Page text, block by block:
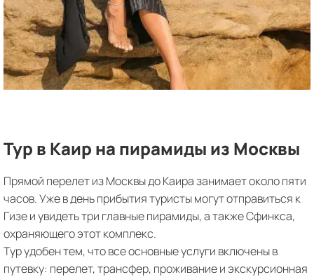
Тур в Каир на пирамиды из Москвы
Прямой перелет из Москвы до Каира занимает около пяти
часов. Уже в день прибытия туристы могут отправиться к
Гизе и увидеть три главные пирамиды, а также Сфинкса,
охраняющего этот комплекс.
Тур удобен тем, что все основные услуги включены в
путевку: перелет, трансфер, проживание и экскурсионная